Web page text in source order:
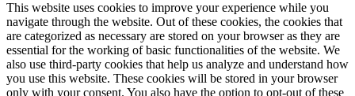
This website uses cookies to improve your experience while you
navigate through the website. Out of these cookies, the cookies that
are categorized as necessary are stored on your browser as they are
essential for the working of basic functionalities of the website. We
also use third-party cookies that help us analyze and understand how
you use this website. These cookies will be stored in your browser
only with your consent. You also have the option to opt-out of these